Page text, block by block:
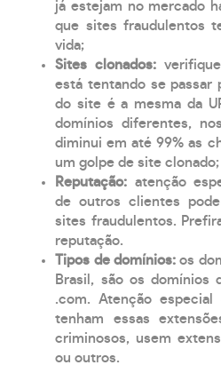
já estejam no mercado
que sites fraudulentos
vida;
Sites clonados:
está tentando se passar
do site é a mesma da
domínios diferentes,
diminui em até 99% as
um golpe de site clonado;
Reputação: atenção
de outros clientes
sites fraudulentos.
reputação.
Tipos de domínios:os
Brasil, são os domínios
.com. Atenção
tenham essas
criminosos, usem
ou outros.